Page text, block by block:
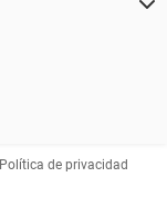
Política de privacidad